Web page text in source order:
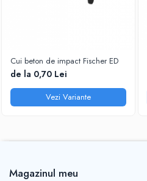
Cui beton de impact Fischer ED
de la 0,70 Lei
Vezi Variante
Magazinul meu